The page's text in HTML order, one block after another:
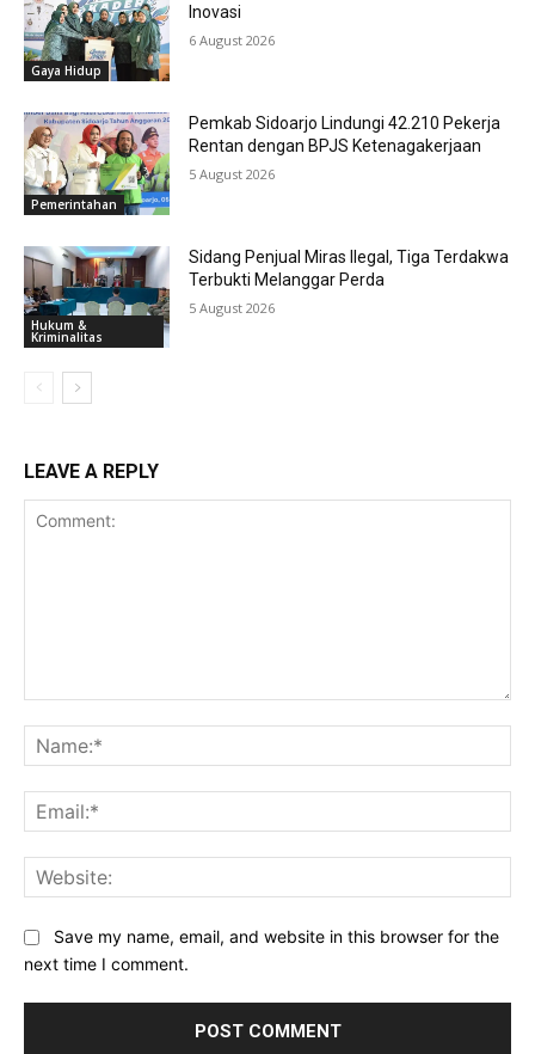
Gaya Hidup
Inovasi
6 August 2026
Pemerintahan
Pemkab Sidoarjo Lindungi 42.210 Pekerja
Rentan dengan BPJS Ketenagakerjaan
5 August 2026
Hukum &
Kriminalitas
Sidang Penjual Miras Ilegal, Tiga Terdakwa
Terbukti Melanggar Perda
5 August 2026
LEAVE A REPLY
Save my name, email, and website in this browser for the
next time I comment.